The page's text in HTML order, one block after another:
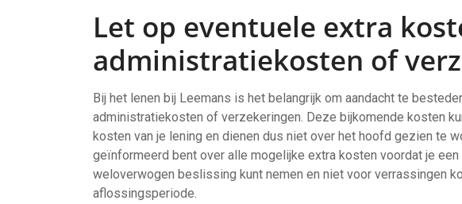
Let op eventuele extra
administratiekosten of
Bij het lenen bij Leemans is het belangrijk om aandacht te
administratiekosten of verzekeringen. Deze bijkomende kosten
kosten van je lening en dienen dus niet over het hoofd gezien te
geïnformeerd bent over alle mogelijke extra kosten voordat je
weloverwogen beslissing kunt nemen en niet voor verrassingen
aflossingsperiode.